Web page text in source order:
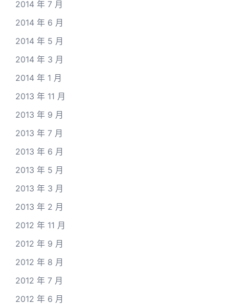
2014 年 7 月
2014 年 6 月
2014 年 5 月
2014 年 3 月
2014 年 1 月
2013 年 11 月
2013 年 9 月
2013 年 7 月
2013 年 6 月
2013 年 5 月
2013 年 3 月
2013 年 2 月
2012 年 11 月
2012 年 9 月
2012 年 8 月
2012 年 7 月
2012 年 6 月